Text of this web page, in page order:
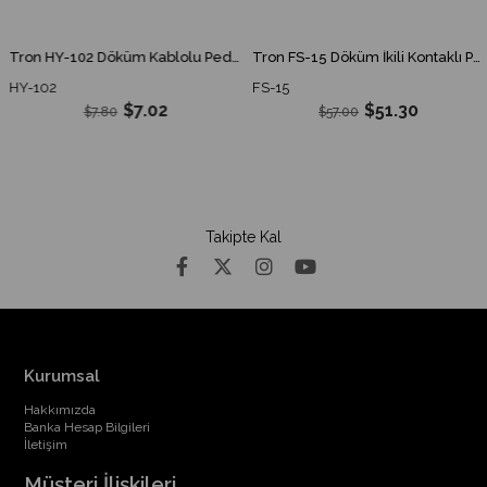
Tron HY-102 Döküm Kablolu Pedal Switch 115x70mm HY 102 HY102
HY-102
$7.02
$7.80
Tron FS-15 Döküm İkili Kontaklı Pedal Switch FS15 FS 15
FS-15
$51.30
$57.00
Takipte Kal
Kurumsal
Hakkımızda
Banka Hesap Bilgileri
İletişim